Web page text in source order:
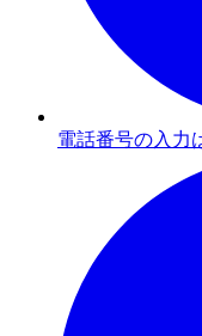
電話番号の入力